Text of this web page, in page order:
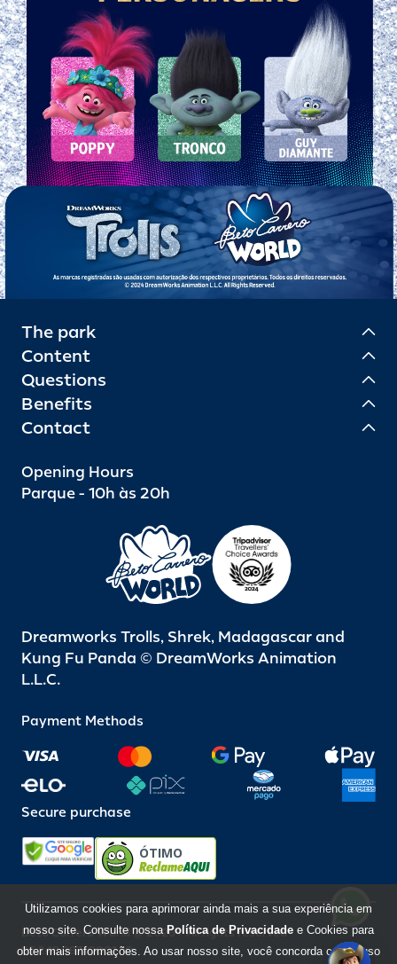
The park
Content
Questions
Benefits
Contact
Opening Hours
Parque - 10h às 20h
Dreamworks Trolls, Shrek, Madagascar and
Kung Fu Panda © DreamWorks Animation
L.L.C.
Payment Methods
Secure purchase
ÓTIMO
Beto Carrero World @ 2026 / All rights reserved
85.248.987/0001-10
Utilizamos cookies para aprimorar ainda mais a sua experiência em
nosso site. Consulte nossa Política de Privacidade e Cookies para
obter mais informações. Ao usar nosso site, você concorda com o uso